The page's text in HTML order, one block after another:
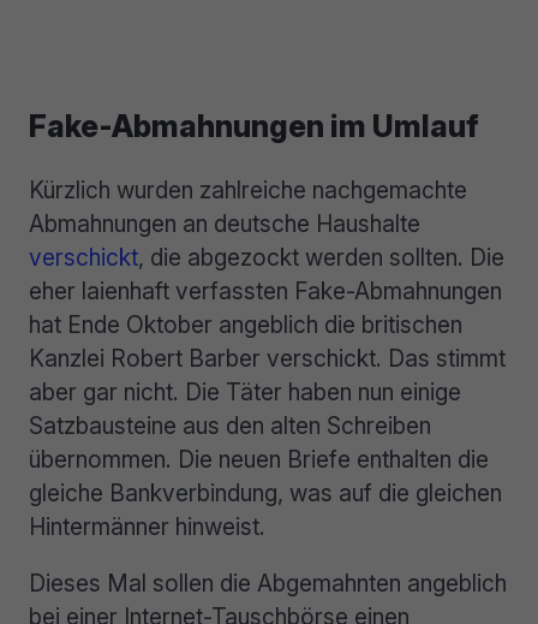
Fake-Abmahnungen im Umlauf
Kürzlich wurden zahlreiche nachgemachte
Abmahnungen an deutsche Haushalte
verschickt, die abgezockt werden sollten. Die
eher laienhaft verfassten Fake-Abmahnungen
hat Ende Oktober angeblich die britischen
Kanzlei Robert Barber verschickt. Das stimmt
aber gar nicht. Die Täter haben nun einige
Satzbausteine aus den alten Schreiben
übernommen. Die neuen Briefe enthalten die
gleiche Bankverbindung, was auf die gleichen
Hintermänner hinweist.
Dieses Mal sollen die Abgemahnten angeblich
bei einer Internet-Tauschbörse einen